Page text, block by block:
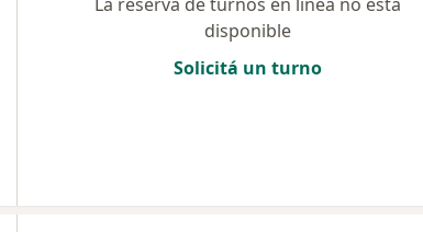
disponible
Solicitá un turno